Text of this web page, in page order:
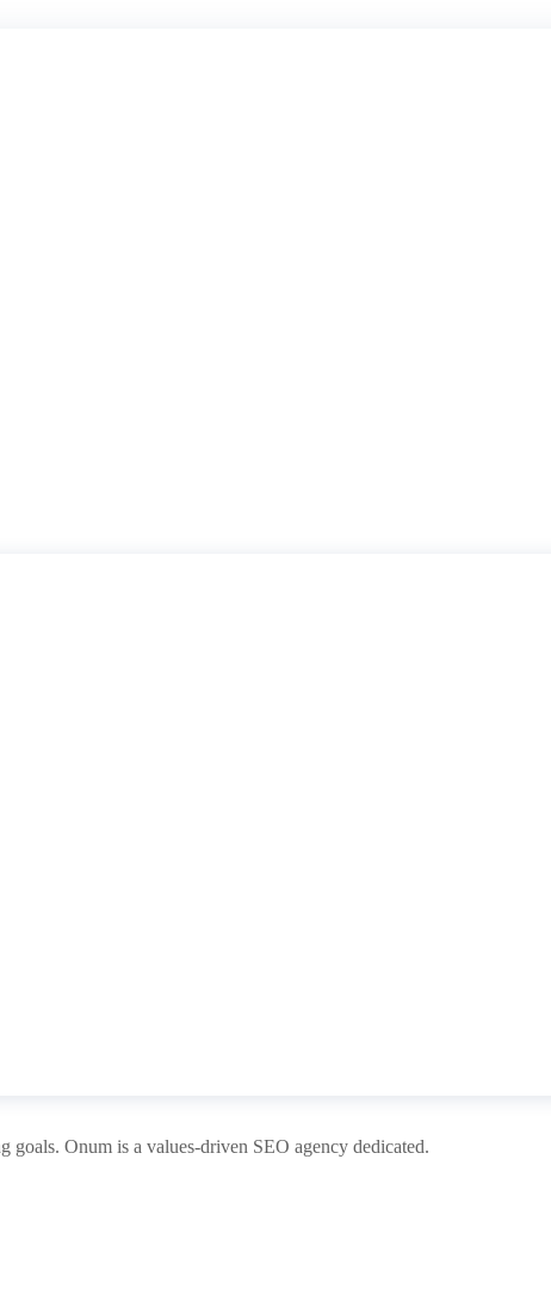
goals. Onum is a values-driven SEO agency dedicated.